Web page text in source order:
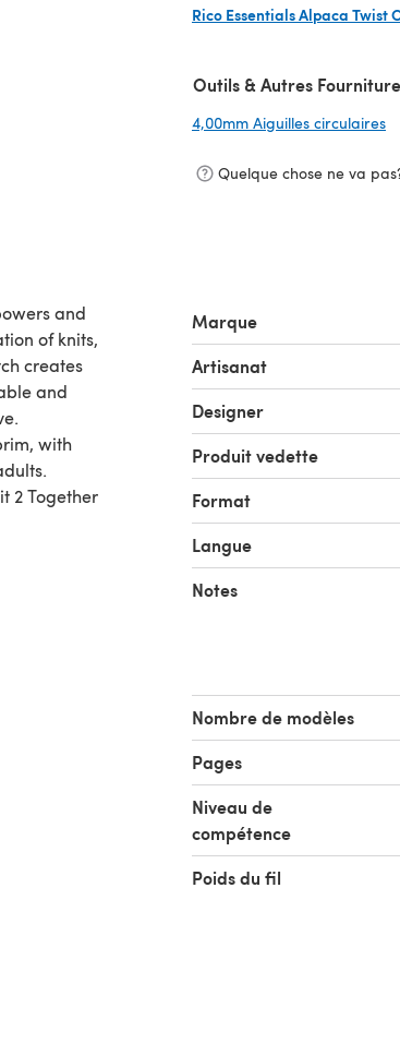
Rico Essentials Alpaca Twist
Outils & Autres
4,00mm Aiguilles circulaires
Quelque chose ne va
and
of knits,
creates
and
with
2 Together
Marque
Artisanat
Designer
Produit vedette
Format
Langue
Notes
Nombre de modèles
Pages
Niveau de
compétence
Poids du fil